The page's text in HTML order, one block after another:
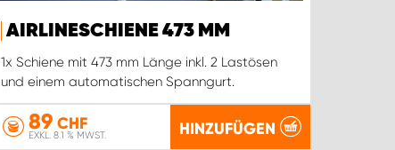
AIRLINESCHIENE 473 MM
1x Schiene mit 473 mm Länge inkl. 2 Lastösen
und einem automatischen Spanngurt.
89 CHF
EXKL. 8.1 % MWST. HINZUFÜGEN